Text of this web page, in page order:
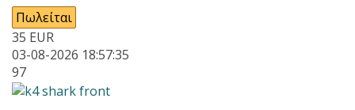
Πωλείται
35 EUR
03-08-2026 18:57:35
97